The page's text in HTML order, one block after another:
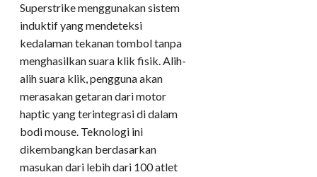
Superstrike menggunakan sistem
induktif yang mendeteksi
kedalaman tekanan tombol tanpa
menghasilkan suara klik fisik. Alih-
alih suara klik, pengguna akan
merasakan getaran dari motor
haptic yang terintegrasi di dalam
bodi mouse. Teknologi ini
dikembangkan berdasarkan
masukan dari lebih dari 100 atlet